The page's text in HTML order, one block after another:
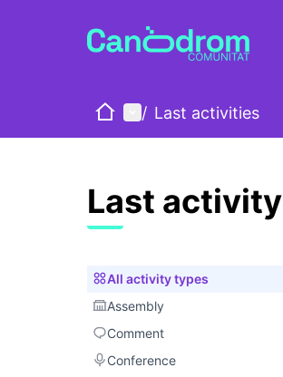
HomeMain menu
/ Last activities
Last activity
All activity types
All activity types
Assembly
Assembly
Comment
Comment
Conference
Conference